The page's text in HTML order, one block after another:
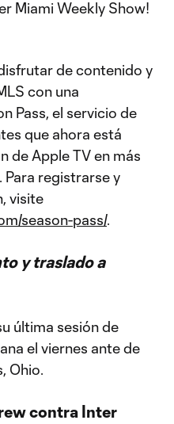
Miami Weekly Show!
de contenido y
con una
Pass, el servicio de
que ahora está
de Apple TV en más
Para registrarse y
visite
season-pass/.
y traslado a
última sesión de
el viernes ante de
Ohio.
contra Inter